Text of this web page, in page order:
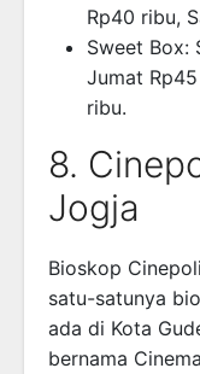
Rp40 ribu,
Sweet Box:
Jumat
ribu.
8.
Jogja
Bioskop
satu-satunya
ada di Kota
bernama